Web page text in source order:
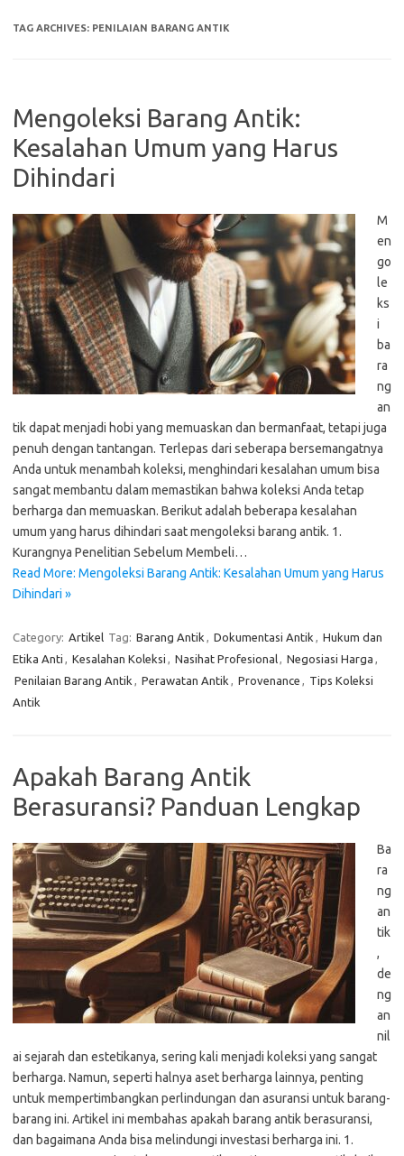
TAG ARCHIVES: PENILAIAN BARANG ANTIK
Mengoleksi Barang Antik:
Kesalahan Umum yang Harus
Dihindari
M
en
go
le
ks
i
ba
ra
ng
an
tik dapat menjadi hobi yang memuaskan dan bermanfaat, tetapi juga
penuh dengan tantangan. Terlepas dari seberapa bersemangatnya
Anda untuk menambah koleksi, menghindari kesalahan umum bisa
sangat membantu dalam memastikan bahwa koleksi Anda tetap
berharga dan memuaskan. Berikut adalah beberapa kesalahan
umum yang harus dihindari saat mengoleksi barang antik. 1.
Kurangnya Penelitian Sebelum Membeli…
Read More: Mengoleksi Barang Antik: Kesalahan Umum yang Harus
Dihindari »
Category: Artikel Tag: Barang Antik , Dokumentasi Antik , Hukum dan
Etika Anti , Kesalahan Koleksi , Nasihat Profesional, Negosiasi Harga ,
Penilaian Barang Antik , Perawatan Antik , Provenance , Tips Koleksi
Antik
Apakah Barang Antik
Berasuransi? Panduan Lengkap
Ba
ra
ng
an
tik
,
de
ng
an
nil
ai sejarah dan estetikanya, sering kali menjadi koleksi yang sangat
berharga. Namun, seperti halnya aset berharga lainnya, penting
untuk mempertimbangkan perlindungan dan asuransi untuk barang-
barang ini. Artikel ini membahas apakah barang antik berasuransi,
dan bagaimana Anda bisa melindungi investasi berharga ini. 1.